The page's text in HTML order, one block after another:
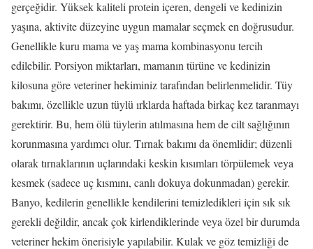
gerçeğidir. Yüksek kaliteli protein içeren, dengeli ve kedinizin
yaşına, aktivite düzeyine uygun mamalar seçmek en doğrusudur.
Genellikle kuru mama ve yaş mama kombinasyonu tercih
edilebilir. Porsiyon miktarları, mamanın türüne ve kedinizin
kilosuna göre veteriner hekiminiz tarafından belirlenmelidir. Tüy
bakımı, özellikle uzun tüylü ırklarda haftada birkaç kez taranmayı
gerektirir. Bu, hem ölü tüylerin atılmasına hem de cilt sağlığının
korunmasına yardımcı olur. Tırnak bakımı da önemlidir; düzenli
olarak tırnaklarının uçlarındaki keskin kısımları törpülemek veya
kesmek (sadece uç kısmını, canlı dokuya dokunmadan) gerekir.
Banyo, kedilerin genellikle kendilerini temizledikleri için sık sık
gerekli değildir, ancak çok kirlendiklerinde veya özel bir durumda
veteriner hekim önerisiyle yapılabilir. Kulak ve göz temizliği de